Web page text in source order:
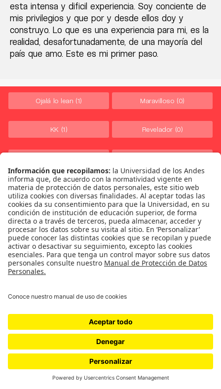
esta intensa y dificil experiencia. Soy conciente de
mis privilegios y que por y desde ellos doy y
construyo. Lo que es una experiencia para mi, es la
realidad, desafortunadamente, de una mayoría del
país que amo. Este es mi primer paso.
Ojalá lo lean (1) Maravilloso (0)
KK (1) Revelador (0)
Leave a Reply
You must be logged in to post a comment.
Relacionados
Sobredosis de Arte: Ganadores y
Perdedores de ARTBO Fin de
Semana 2026